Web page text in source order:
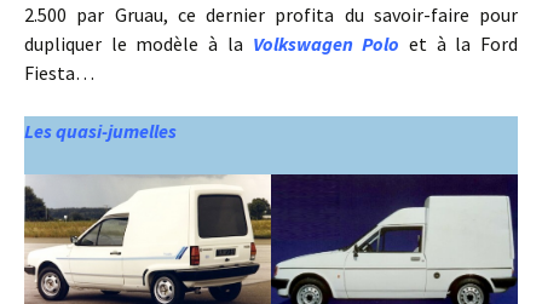
2.500 par Gruau, ce dernier profita du savoir-faire pour
dupliquer le modèle à la Volkswagen Polo et à la Ford
Fiesta…
Les quasi-jumelles